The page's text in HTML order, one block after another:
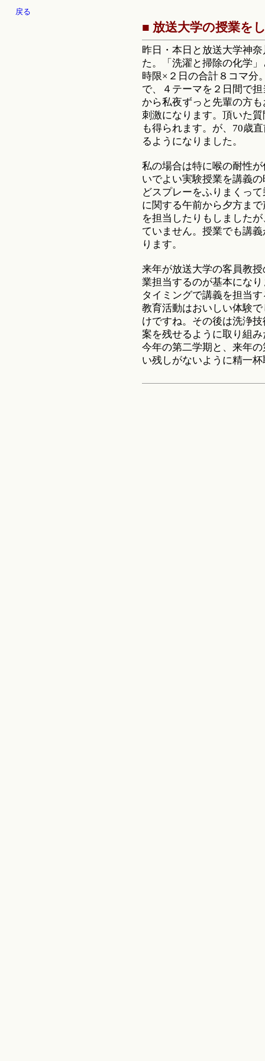
戻る
■ 放送大学の授業を
昨日・本日と放送大学神
た。「洗濯と掃除の化学
時限×２日の合計８コマ分
で、４テーマを２日間で
から私夜ずっと先輩の方
刺激になります。頂いた
も得られます。が、70歳
るようになりました。
私の場合は特に喉の耐性
いでよい実験授業を講義
どスプレーをふりまくっ
に関する午前から夕方ま
を担当したりもしました
ていません。授業でも講
ります。
来年が放送大学の客員教
業担当するのが基本にな
タイミングで講義を担当
教育活動はおいしい体験
けですね。その後は洗浄
案を残せるように取り組
今年の第二学期と、来年
い残しがないように精一